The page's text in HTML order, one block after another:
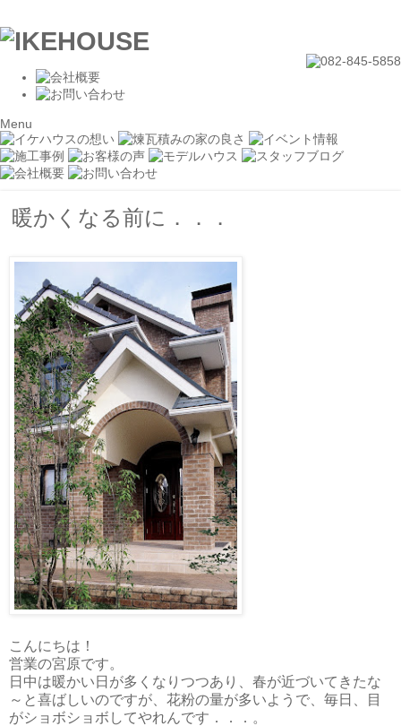
Menu
暖かくなる前に．．．
こんにちは！
営業の宮原です。
日中は暖かい日が多くなりつつあり、春が近づいてきたな
～と喜ばしいのですが、花粉の量が多いようで、毎日、目
がショボショボしてやれんです．．．。